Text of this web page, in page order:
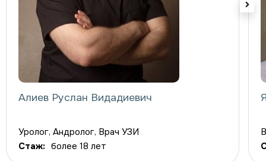
Алиев Руслан Видадиевич
Уролог, Андролог, Врач УЗИ
Стаж: более 18 лет